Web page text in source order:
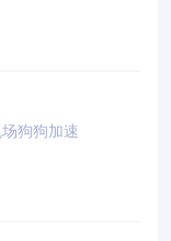
狗狗加速